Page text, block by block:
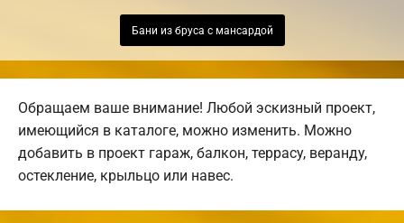
Бани из бруса с мансардой
Обращаем ваше внимание! Любой эскизный проект,
имеющийся в каталоге, можно изменить. Можно
добавить в проект гараж, балкон, террасу, веранду,
остекление, крыльцо или навес.